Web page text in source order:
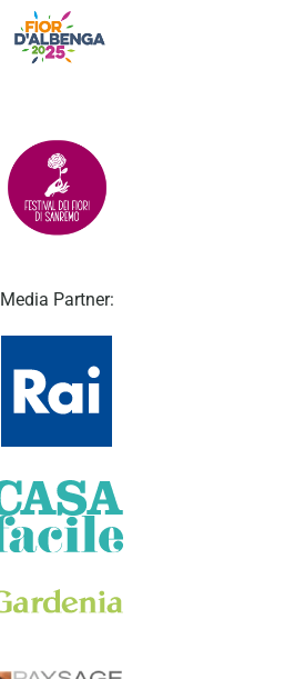
Media Partner: